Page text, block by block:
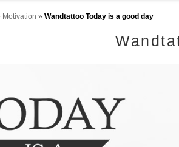
Motivation » Wandtattoo Today is a good day